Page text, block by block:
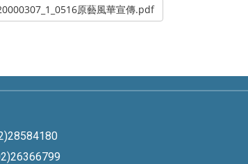
原藝風華宣傳.pdf